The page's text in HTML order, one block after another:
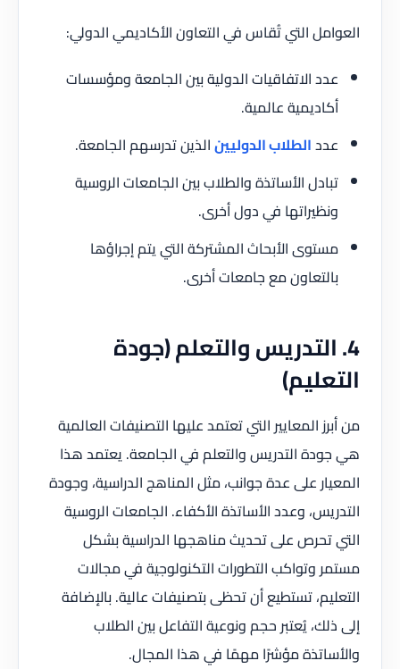
العوامل التي تُقاس في التعاون الأكاديمي الدولي:
عدد الاتفاقيات الدولية بين الجامعة ومؤسسات
أكاديمية عالمية.
عددالطلاب الدوليينالذين تدرسهم الجامعة.
تبادل الأساتذة والطلاب بين الجامعات الروسية
ونظيراتها في دول أخرى.
مستوى الأبحاث المشتركة التي يتم إجراؤها
بالتعاون مع جامعات أخرى.
4. التدريس والتعلم (جودة
التعليم)
من أبرز المعايير التي تعتمد عليها التصنيفات العالمية
هي جودة التدريس والتعلم في الجامعة. يعتمد هذا
المعيار على عدة جوانب، مثل المناهج الدراسية، وجودة
التدريس، وعدد الأساتذة الأكفاء. الجامعات الروسية
التي تحرص على تحديث مناهجها الدراسية بشكل
مستمر وتواكب التطورات التكنولوجية في مجالات
التعليم، تستطيع أن تحظى بتصنيفات عالية. بالإضافة
إلى ذلك، يُعتبر حجم ونوعية التفاعل بين الطلاب
والأساتذة مؤشرًا مهمًا في هذا المجال.